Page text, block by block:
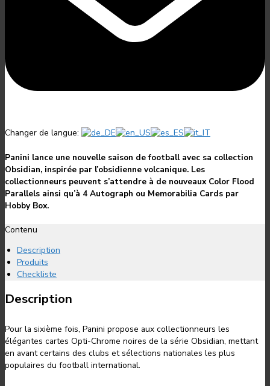
Changer de langue:
Panini lance une nouvelle saison de football avec sa collection
Obsidian, inspirée par l’obsidienne volcanique. Les
collectionneurs peuvent s’attendre à de nouveaux Color Flood
Parallels ainsi qu’à 4 Autograph ou Memorabilia Cards par
Hobby Box.
Contenu
Description
Produits
Checkliste
Description
Pour la sixième fois, Panini propose aux collectionneurs les
élégantes cartes Opti-Chrome noires de la série Obsidian, mettant
en avant certains des clubs et sélections nationales les plus
populaires du football international.